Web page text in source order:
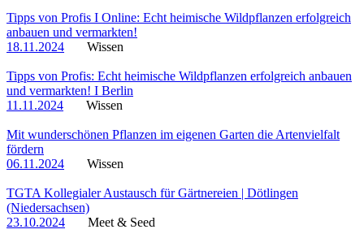
Tipps von Profis I Online: Echt heimische Wildpflanzen erfolgreich
anbauen und vermarkten!
18.11.2024
Wissen
Tipps von Profis: Echt heimische Wildpflanzen erfolgreich anbauen
und vermarkten! I Berlin
11.11.2024
Wissen
Mit wunderschönen Pflanzen im eigenen Garten die Artenvielfalt
fördern
06.11.2024
Wissen
TGTA Kollegialer Austausch für Gärtnereien | Dötlingen
(Niedersachsen)
23.10.2024
Meet & Seed